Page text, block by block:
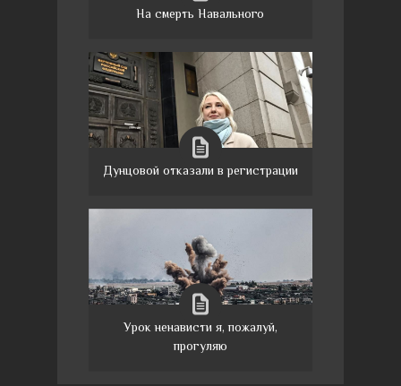
На смерть Навального
Дунцовой отказали в регистрации
Урок ненависти я, пожалуй,
прогуляю